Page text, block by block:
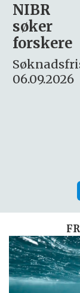
Rektor
15.09.2026